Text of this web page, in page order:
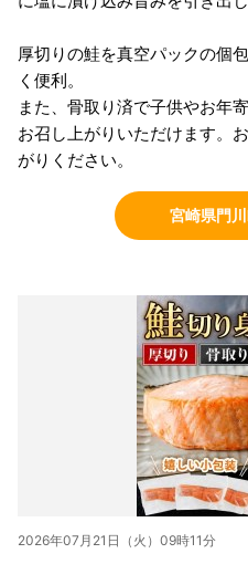
厚切りの鮭を真空パックの個
く便利。
また、骨取り済で子供やお年
お召し上がりいただけます。
がりください。
宮崎県門
2026年07月21日（火）09時11分